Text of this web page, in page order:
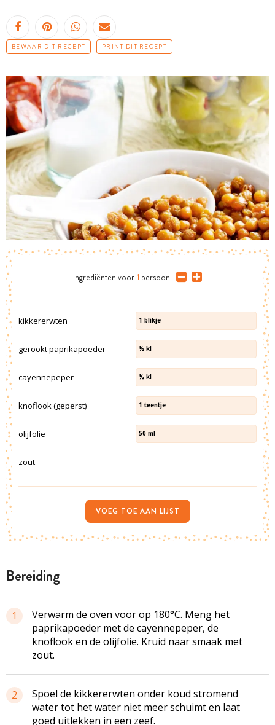
BEWAAR DIT RECEPT PRINT DIT RECEPT
bereiding
1
Verwarm de oven voor op 180°C. Meng het
paprikapoeder met de cayennepeper, de
knoflook en de olijfolie. Kruid naar smaak met
zout.
2 Spoel de kikkererwten onder koud stromend
water tot het water niet meer schuimt en laat
goed uitlekken in een zeef.
Ingrediënten voor 1 persoon
kikkererwten 1 blikje
gerookt paprikapoeder ½ kl
cayennepeper ½ kl
knoflook (geperst) 1 teentje
olijfolie 50 ml
zout
VOEG TOE AAN LIJST